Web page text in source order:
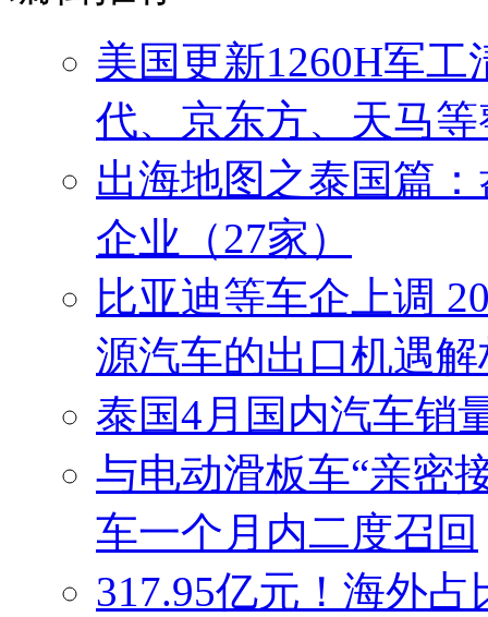
美国更新1260H军
代、京东方、天马
出海地图之泰国篇
企业（27家）
比亚迪等车企上调
源汽车的出口机遇解
泰国4月国内汽车销
与电动滑板车“亲密
车一个月内二度召回
317.95亿元！海外